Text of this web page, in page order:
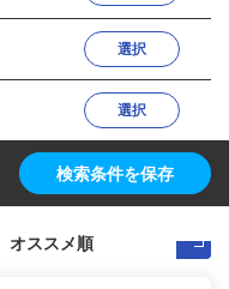
選択
選択
検索条件を保存